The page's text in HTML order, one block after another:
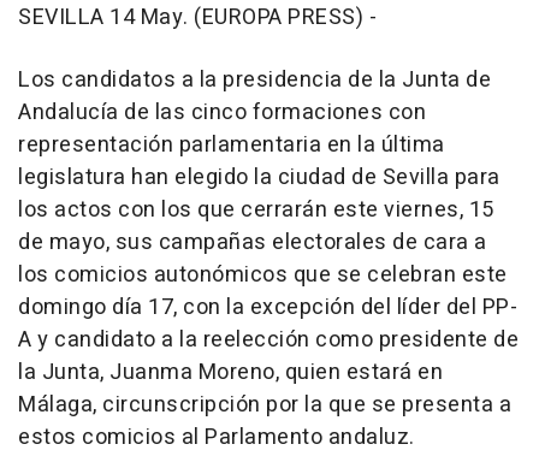
SEVILLA 14 May. (EUROPA PRESS) -
Los candidatos a la presidencia de la Junta de
Andalucía de las cinco formaciones con
representación parlamentaria en la última
legislatura han elegido la ciudad de Sevilla para
los actos con los que cerrarán este viernes, 15
de mayo, sus campañas electorales de cara a
los comicios autonómicos que se celebran este
domingo día 17, con la excepción del líder del PP-
A y candidato a la reelección como presidente de
la Junta, Juanma Moreno, quien estará en
Málaga, circunscripción por la que se presenta a
estos comicios al Parlamento andaluz.